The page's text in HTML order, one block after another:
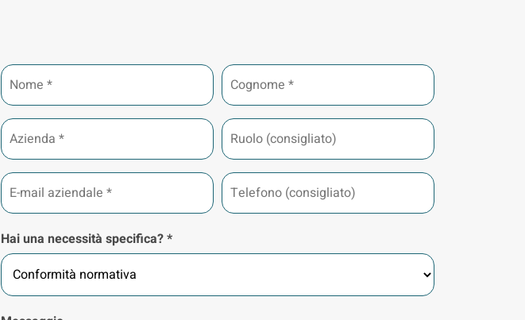
Nome Cognome
Azienda Ruolo
(consigliato)
E-
mail
aziendale
Telefono
(consigliato)
Hai una necessità specifica? *